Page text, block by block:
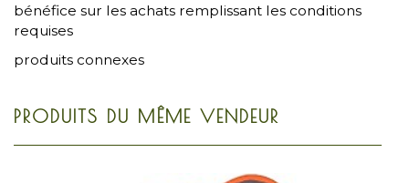
bénéfice sur les achats remplissant les conditions
requises
produits connexes
PRODUITS DU MÊME VENDEUR